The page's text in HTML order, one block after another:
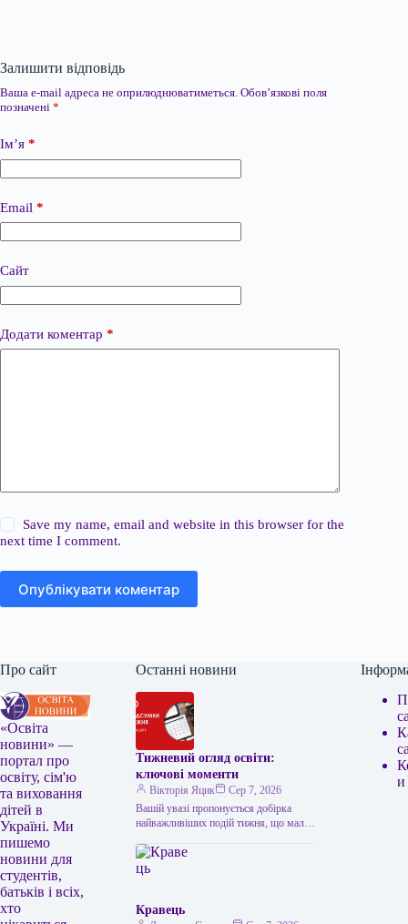
Залишити відповідь
Ваша e-mail адреса не оприлюднюватиметься. Обов’язкові поля
позначені *
Ім’я *
Email *
Сайт
Додати коментар *
Save my name, email and website in this browser for the
next time I comment.
Опублікувати коментар
Про сайт
«Освіта
новини» —
портал про
освіту, сім'ю
та виховання
дітей в
Україні. Ми
пишемо
новини для
студентів,
батьків і всіх,
хто
Останні новини
Тижневий огляд освіти:
ключові моменти
Вікторія Яцик
Сер 7, 2026
Вашій увазі пропонується добірка
найважливіших подій тижня, що мали
освітні події тижня: підсумки Топ-100
українських…
Кравець
и